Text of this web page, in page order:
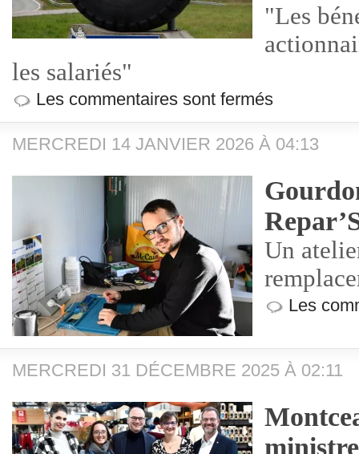
"Les
les salariés"
Les commentaires sont fermés
MERCREDI 14 JANVIER 2026 À 04:13
Un
Les
MERCREDI 31 DÉCEMBRE 2025 À 02:11